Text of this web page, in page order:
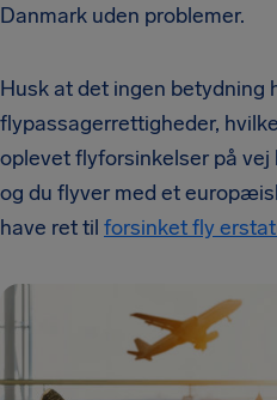
Danmark uden problemer.
Husk at det ingen betydning
flypassagerrettigheder,
oplevet flyforsinkelser på vej
og du flyver med et
have ret til forsinket fly